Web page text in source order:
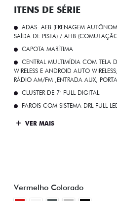
ITENS DE SÉRIE
ADAS: AEB (FRENAGEM
SAÍDA DE PISTA) / AHB
CAPOTA MARÍTIMA
CENTRAL MULTIMÍDIA COM TELA
WIRELESS E ANDROID AUTO
RÁDIO AM/FM ,ENTRADA AUX,
CLUSTER DE 7" FULL DIGITAL
FAROIS COM SISTEMA DRL FULL
VER MAIS
Vermelho Colorado